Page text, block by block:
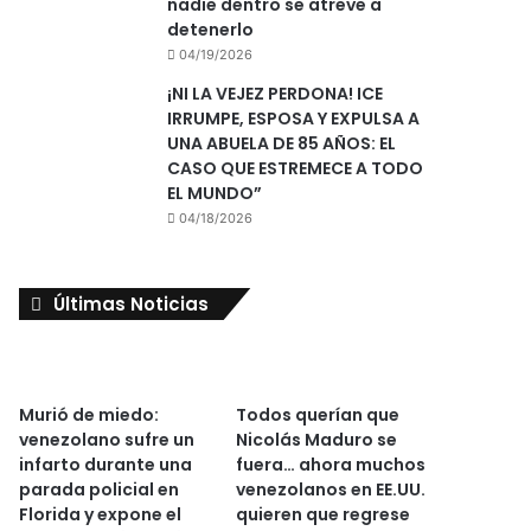
detenerlo
04/19/2026
¡NI LA VEJEZ PERDONA! ICE
IRRUMPE, ESPOSA Y EXPULSA A
UNA ABUELA DE 85 AÑOS: EL
CASO QUE ESTREMECE A TODO
EL MUNDO”
04/18/2026
Últimas Noticias
Murió de miedo:
venezolano sufre un
infarto durante una
parada policial en
Florida y expone el
Todos querían que
Nicolás Maduro se
fuera… ahora muchos
venezolanos en EE.UU.
quieren que regrese